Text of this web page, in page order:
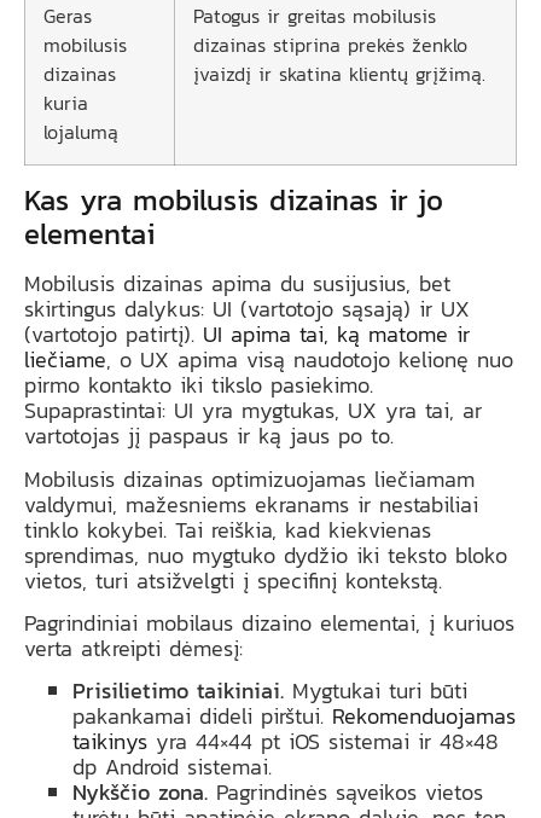
Geras
mobilusis
dizainas
kuria
lojalumą
Patogus ir greitas mobilusis
dizainas stiprina prekės ženklo
įvaizdį ir skatina klientų grįžimą.
Kas yra mobilusis dizainas ir jo
elementai
Mobilusis dizainas apima du susijusius, bet
skirtingus dalykus: UI (vartotojo sąsają) ir UX
(vartotojo patirtį). UI apima tai, ką matome ir
liečiame, o UX apima visą naudotojo kelionę nuo
pirmo kontakto iki tikslo pasiekimo.
Supaprastintai: UI yra mygtukas, UX yra tai, ar
vartotojas jį paspaus ir ką jaus po to.
Mobilusis dizainas optimizuojamas liečiamam
valdymui, mažesniems ekranams ir nestabiliai
tinklo kokybei. Tai reiškia, kad kiekvienas
sprendimas, nuo mygtuko dydžio iki teksto bloko
vietos, turi atsižvelgti į specifinį kontekstą.
Pagrindiniai mobilaus dizaino elementai, į kuriuos
verta atkreipti dėmesį:
Prisilietimo taikiniai. Mygtukai turi būti
pakankamai dideli pirštui. Rekomenduojamas
taikinys yra 44×44 pt iOS sistemai ir 48×48
dp Android sistemai.
Nykščio zona. Pagrindinės sąveikos vietos